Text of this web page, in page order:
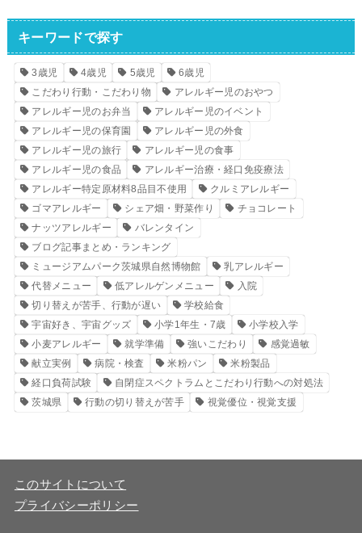
キーワードで探す
3歳児 4歳児 5歳児
6歳児
こだわり行動・こだわり物
アレルギー児のおやつ
アレルギー児のお弁当
アレルギー児のイベント
アレルギー児の保育園
アレルギー児の外食
アレルギー児の旅行
アレルギー児の食事
アレルギー児の食品
アレルギー治療・経口免疫療法
アレルギー特定原材料8品目不使用
クルミアレルギー
ゴマアレルギー
シェア畑・野菜作り
チョコレート
ナッツアレルギー
バレンタイン
ブログ記事まとめ・ランキング
ミュージアムパーク茨城県自然博物館
乳アレルギー
代替メニュー
低アレルゲンメニュー
入院
切り替えが苦手、行動が遅い
学校給食
宇宙好き、宇宙グッズ
小学1年生・7歳
小学校入学
小麦アレルギー
就学準備 強いこだわり
感覚過敏
献立実例
病院・検査 米粉パン
米粉製品
経口負荷試験
自閉症スペクトラムとこだわり行動への対処法
茨城県
行動の切り替えが苦手 視覚優位・視覚支援
このサイトについて
プライバシーポリシー